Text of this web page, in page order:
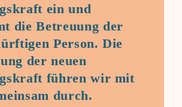
ein und
die Betreuung der
Person. Die
der neuen
führen wir mit
durch.